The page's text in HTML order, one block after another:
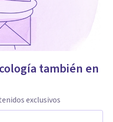
también en
exclusivos